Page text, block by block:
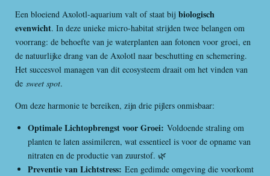
Een bloeiend Axolotl-aquarium valt of staat bij biologisch
evenwicht. In deze unieke micro-habitat strijden twee belangen om
voorrang: de behoefte van je waterplanten aan fotonen voor groei, en
de natuurlijke drang van de Axolotl naar beschutting en schemering.
Het succesvol managen van dit ecosysteem draait om het vinden van
de sweet spot.
Om deze harmonie te bereiken, zijn drie pijlers onmisbaar:
Optimale Lichtopbrengst voor Groei: Voldoende straling om
planten te laten assimileren, wat essentieel is voor de opname van
nitraten en de productie van zuurstof. 🌿
Preventie van Lichtstress: Een gedimde omgeving die voorkomt